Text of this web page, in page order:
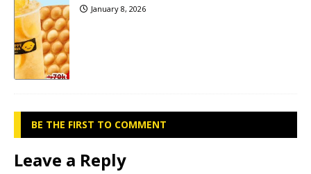
January 8, 2026
BE THE FIRST TO COMMENT
Leave a Reply